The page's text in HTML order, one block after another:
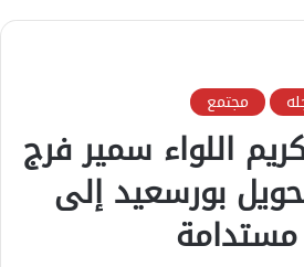
مجتمع
اللواء سمير فرج
بورسعيد إلى